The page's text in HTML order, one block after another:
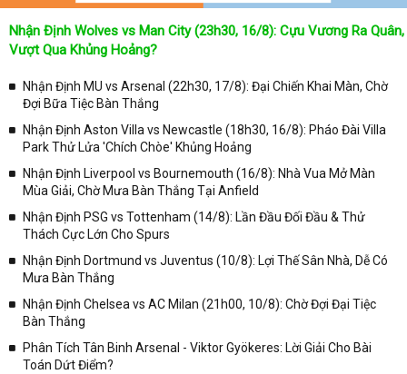
Nhận Định Wolves vs Man City (23h30, 16/8): Cựu Vương Ra Quân,
Vượt Qua Khủng Hoảng?
Nhận Định MU vs Arsenal (22h30, 17/8): Đại Chiến Khai Màn, Chờ
Đợi Bữa Tiệc Bàn Thắng
Nhận Định Aston Villa vs Newcastle (18h30, 16/8): Pháo Đài Villa
Park Thử Lửa 'Chích Chòe' Khủng Hoảng
Nhận Định Liverpool vs Bournemouth (16/8): Nhà Vua Mở Màn
Mùa Giải, Chờ Mưa Bàn Thắng Tại Anfield
Nhận Định PSG vs Tottenham (14/8): Lần Đầu Đối Đầu & Thử
Thách Cực Lớn Cho Spurs
Nhận Định Dortmund vs Juventus (10/8): Lợi Thế Sân Nhà, Dễ Có
Mưa Bàn Thắng
Nhận Định Chelsea vs AC Milan (21h00, 10/8): Chờ Đợi Đại Tiệc
Bàn Thắng
Phân Tích Tân Binh Arsenal - Viktor Gyökeres: Lời Giải Cho Bài
Toán Dứt Điểm?